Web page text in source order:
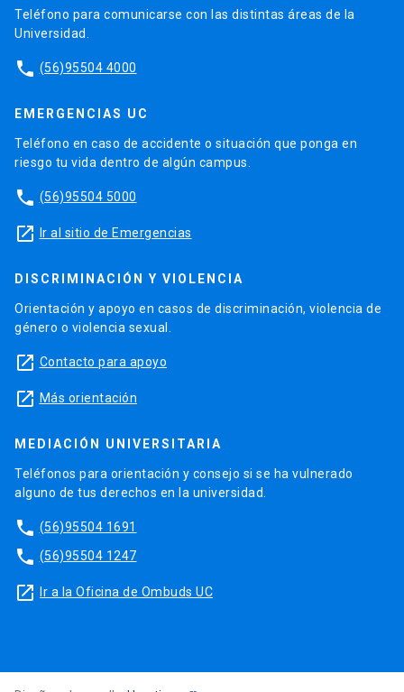
Teléfono para comunicarse con las distintas áreas de la
Universidad.
phone (56)95504 4000
EMERGENCIAS UC
Teléfono en caso de accidente o situación que ponga en
riesgo tu vida dentro de algún campus.
phone (56)95504 5000
launch Ir al sitio de Emergencias
DISCRIMINACIÓN Y VIOLENCIA
Orientación y apoyo en casos de discriminación, violencia de
género o violencia sexual.
launch Contacto para apoyo
launch Más orientación
MEDIACIÓN UNIVERSITARIA
Teléfonos para orientación y consejo si se ha vulnerado
alguno de tus derechos en la universidad.
phone (56)95504 1691
phone (56)95504 1247
launch Ir a la Oficina de Ombuds UC